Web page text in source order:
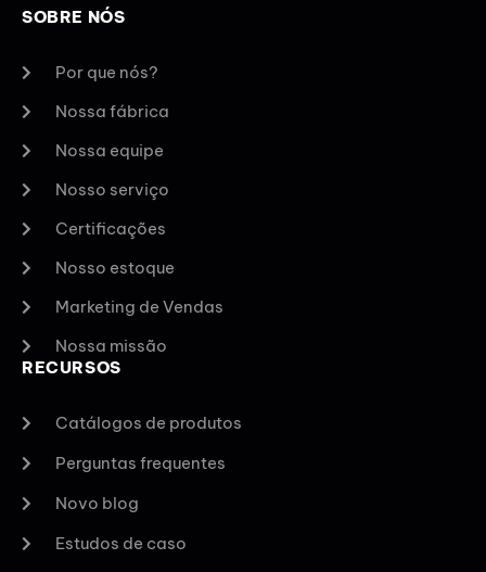
SOBRE NÓS
Por que nós?
Nossa fábrica
Nossa equipe
Nosso serviço
Certificações
Nosso estoque
Marketing de Vendas
Nossa missão
RECURSOS
Catálogos de produtos
Perguntas frequentes
Novo blog
Estudos de caso